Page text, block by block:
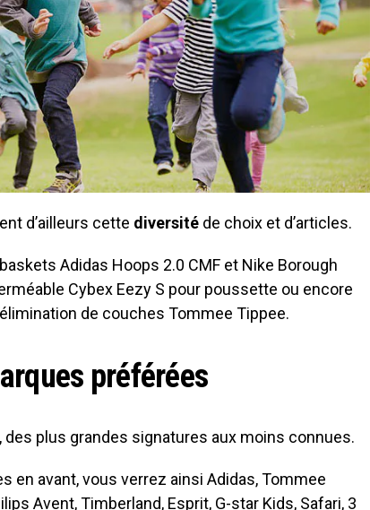
d’ailleurs cette diversité de choix et d’articles.
Adidas Hoops 2.0 CMF et Nike Borough
Cybex Eezy S pour poussette ou encore
de couches Tommee Tippee.
préférées
plus grandes signatures aux moins connues.
en avant, vous verrez ainsi Adidas, Tommee
Avent, Timberland, Esprit, G-star Kids, Safari, 3